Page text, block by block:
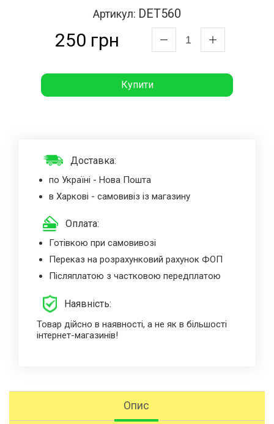
Артикул: DET560
250 грн
Купити
Доставка:
по Україні - Нова Пошта
в Харкові - самовивіз із магазину
Оплата:
Готівкою при самовивозі
Переказ на розрахунковий рахунок ФОП
Післяплатою з частковою передплатою
Наявність:
Товар дійсно в наявності, а не як в більшості
інтернет-магазинів!
Опис